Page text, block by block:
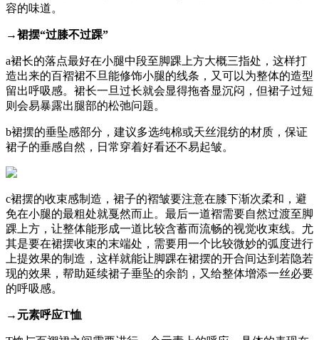
容的味道。
→裙摆“过膝不过踝”
a裙长的落点最好在小腿中段至脚踝上方大概三指处，这样打
造出来的百褶裙不旦能修饰小腿的线条，又可以为整体的造型
留出呼吸感。裙长一旦过长就会显得拖沓显沉闷，但裙子过短
则会易暴露出腿部的松弛问题。
b裙摆的垂坠感部分，建议多选纯棉或天丝混纺的材质，保证
裙子的垂感自然，日常穿着好看还不易起皱。
c裙摆的收束感制造，裙子的褶皱要注意在膝下渐次柔和，避
免在小腿的最粗处就戛然而止。最后一道褶需要自然过渡至脚
踝上方，让整体能形成一道比较含蓄而流畅的视觉收束线。尤
其是要在裙摆收束的末端处，需要用一个比较微妙的弧度进行
上提效果的制造，这样就能让脚踝在裙摆的开合间达到若隐若
现的效果，帮助延续裙子垂坠的余韵，又给整体增添一丝必要
的呼吸感。
→元素呼应T恤